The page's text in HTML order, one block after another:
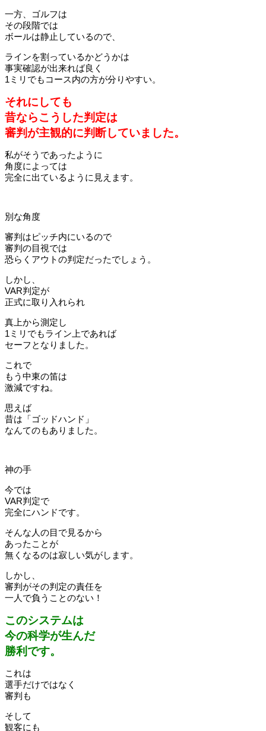
一方、ゴルフは
その段階では
ボールは静止しているので、
ラインを割っているかどうかは
事実確認が出来れば良く
1ミリでもコース内の方が分りやすい。
それにしても
昔ならこうした判定は
審判が主観的に判断していました。
私がそうであったように
角度によっては
完全に出ているように見えます。
別な角度
審判はピッチ内にいるので
審判の目視では
恐らくアウトの判定だったでしょう。
しかし、
VAR判定が
正式に取り入れられ
真上から測定し
1ミリでもライン上であれば
セーフとなりました。
これで
もう中東の笛は
激減ですね。
思えば
昔は「ゴッドハンド」
なんてのもありました。
神の手
今では
VAR判定で
完全にハンドです。
そんな人の目で見るから
あったことが
無くなるのは寂しい気がします。
しかし、
審判がその判定の責任を
一人で負うことのない！
このシステムは
今の科学が生んだ
勝利です。
これは
選手だけではなく
審判も
そして
観客にも